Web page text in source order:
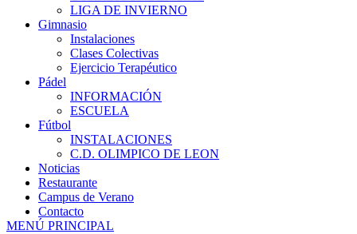
LIGA DE INVIERNO
Gimnasio
Instalaciones
Clases Colectivas
Ejercicio Terapéutico
Pádel
INFORMACIÓN
ESCUELA
Fútbol
INSTALACIONES
C.D. OLIMPICO DE LEON
Noticias
Restaurante
Campus de Verano
Contacto
MENÚ PRINCIPAL